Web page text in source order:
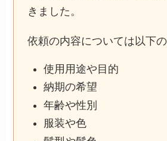
きました。
依頼の内容については以下の
使用用途や目的
納期の希望
年齢や性別
服装や色